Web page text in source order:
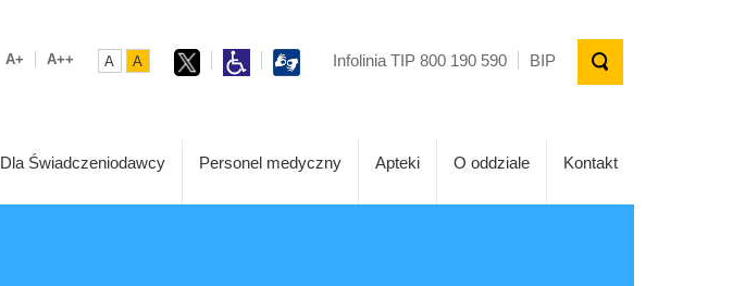
A+ A++ A A Infolinia TIP 800 190 590 BIP
Dla Świadczeniodawcy Personel medyczny Apteki O oddziale Kontakt